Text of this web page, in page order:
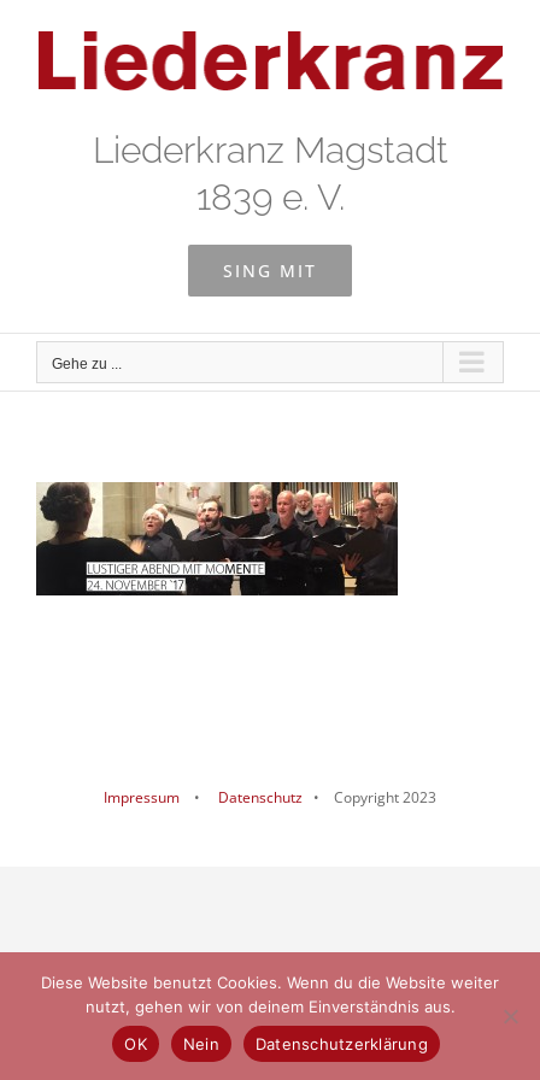
springen
Liederkranz Magstadt
1839 e. V.
SING MIT
Gehe zu ...
Impressum • Datenschutz • Copyright 2023
Diese Website benutzt Cookies. Wenn du die Website weiter
nutzt, gehen wir von deinem Einverständnis aus.
OK
Nein Datenschutzerklärung